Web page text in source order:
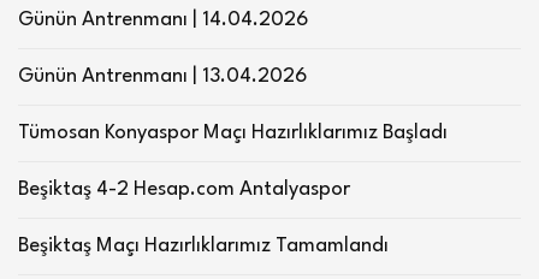
Günün Antrenmanı | 14.04.2026
Günün Antrenmanı | 13.04.2026
Tümosan Konyaspor Maçı Hazırlıklarımız Başladı
Beşiktaş 4-2 Hesap.com Antalyaspor
Beşiktaş Maçı Hazırlıklarımız Tamamlandı